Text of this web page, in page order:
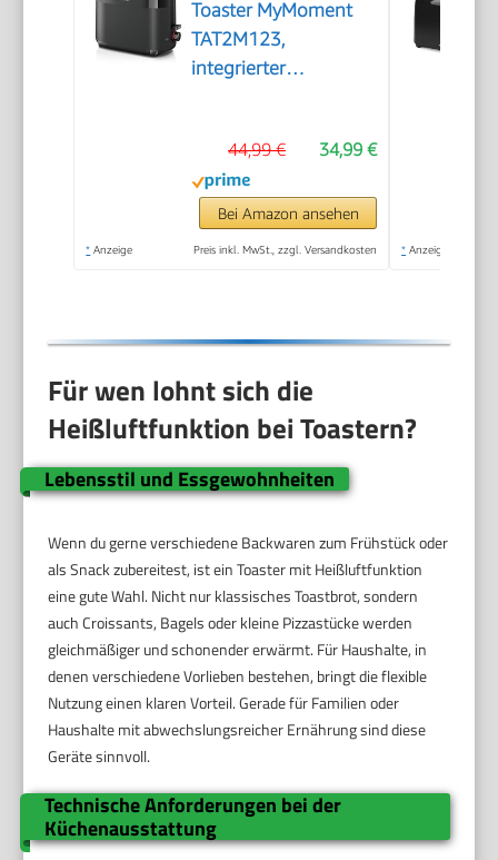
Toaster MyMoment
TAT2M123,
integrierter
Abschaltautomatik,
Liftfunktion,
Brotzentrierung,
perfekt für 2
34,99 €
44,99 €
Bei Amazon ansehen
* Anzeige Preis inkl. MwSt., zzgl. Versandkosten * Anzeige
Für wen lohnt sich die
Heißluftfunktion bei Toastern?
Lebensstil und Essgewohnheiten
Wenn du gerne verschiedene Backwaren zum Frühstück oder
als Snack zubereitest, ist ein Toaster mit Heißluftfunktion
eine gute Wahl. Nicht nur klassisches Toastbrot, sondern
auch Croissants, Bagels oder kleine Pizzastücke werden
gleichmäßiger und schonender erwärmt. Für Haushalte, in
denen verschiedene Vorlieben bestehen, bringt die flexible
Nutzung einen klaren Vorteil. Gerade für Familien oder
Haushalte mit abwechslungsreicher Ernährung sind diese
Geräte sinnvoll.
Technische Anforderungen bei der
Küchenausstattung